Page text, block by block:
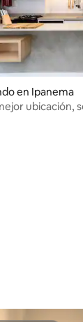
4.98 de 5,
en Ipanema
ubicación,